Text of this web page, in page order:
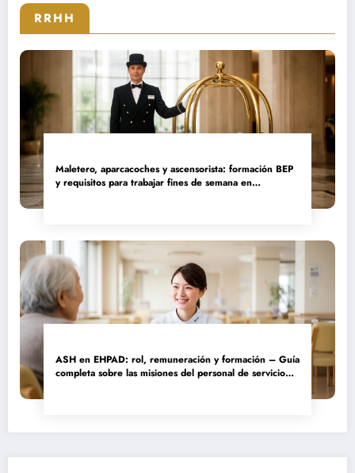
RRHH
Maletero, aparcacoches y ascensorista: formación BEP
y requisitos para trabajar fines de semana en
ASH en EHPAD: rol, remuneración y formación – Guía
completa sobre las misiones del personal de servicio